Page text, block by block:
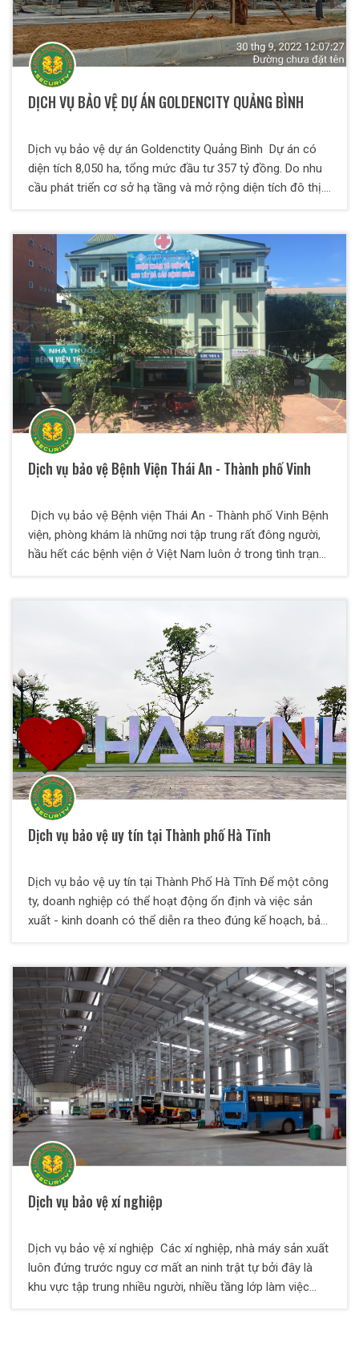
DỊCH VỤ BẢO VỆ DỰ ÁN GOLDENCITY QUẢNG BÌNH
Dịch vụ bảo vệ dự án Goldenctity Quảng Bình Dự án có
diện tích 8,050 ha, tổng mức đầu tư 357 tỷ đồng. Do nhu
cầu phát triển cơ sở hạ tầng và mở rộng diện tích đô thị.
trình xây dựng lớn, đòi hỏi phải có những đội ngũ bảo vệ
có tinh thần trách nhiệm cao và tâm huyết nghề nghiệp
do đặc thù dịch vụ bảo vệ công trường dự án thường
xuyên phải tiếp xúc với nắng, bụi.
Dịch vụ bảo vệ Bệnh Viện Thái An - Thành phố Vinh
Dịch vụ bảo vệ Bệnh viện Thái An - Thành phố Vinh Bệnh
viện, phòng khám là những nơi tập trung rất đông người,
hầu hết các bệnh viện ở Việt Nam luôn ở trong tình trạng
bệnh nhân và người nhà bệnh nhân là vô cùng quan trọng.
Dịch vụ bảo vệ uy tín tại Thành phố Hà Tĩnh
Dịch vụ bảo vệ uy tín tại Thành Phố Hà Tĩnh Để một công
ty, doanh nghiệp có thể hoạt động ổn định và việc sản
xuất - kinh doanh có thể diễn ra theo đúng kế hoạch, bảo
vệ cũng xuất hiện ngày càng nhiều, nhằm giúp nhu cầu
bảo đảm an toàn - an ninh của khách hàng được đáp
ứng. Trong bài viết sau đây, sẽ gửi đến bạn dịch vụ bảo vệ
uy tín tại Đồng Nai chất lượng nhất. Hy vọng những thông
tin này sẽ giúp bạn chọn được một dịch vụ bảo vệ phù
hợp
Dịch vụ bảo vệ xí nghiệp
Dịch vụ bảo vệ xí nghiệp Các xí nghiệp, nhà máy sản xuất
luôn đứng trước nguy cơ mất an ninh trật tự bởi đây là
khu vực tập trung nhiều người, nhiều tầng lớp làm việc